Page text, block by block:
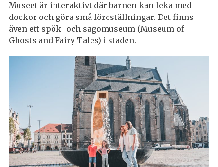
Museet är interaktivt där barnen kan leka med
dockor och göra små föreställningar. Det finns
även ett spök- och sagomuseum (Museum of
Ghosts and Fairy Tales) i staden.